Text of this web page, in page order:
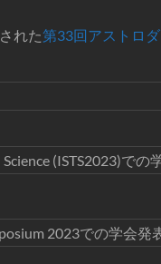
れた第33回アストロ
(ISTS2023)での
2023での学会発